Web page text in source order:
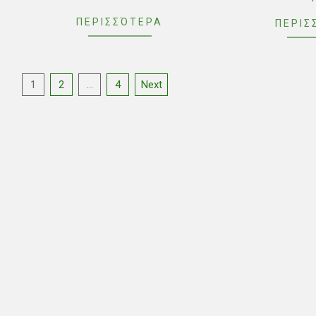
ΠΕΡΙΣΣΌΤΕΡΑ
Posts
1 2 4 Next